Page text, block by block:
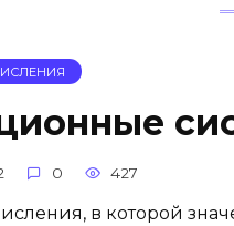
0 427
в которой